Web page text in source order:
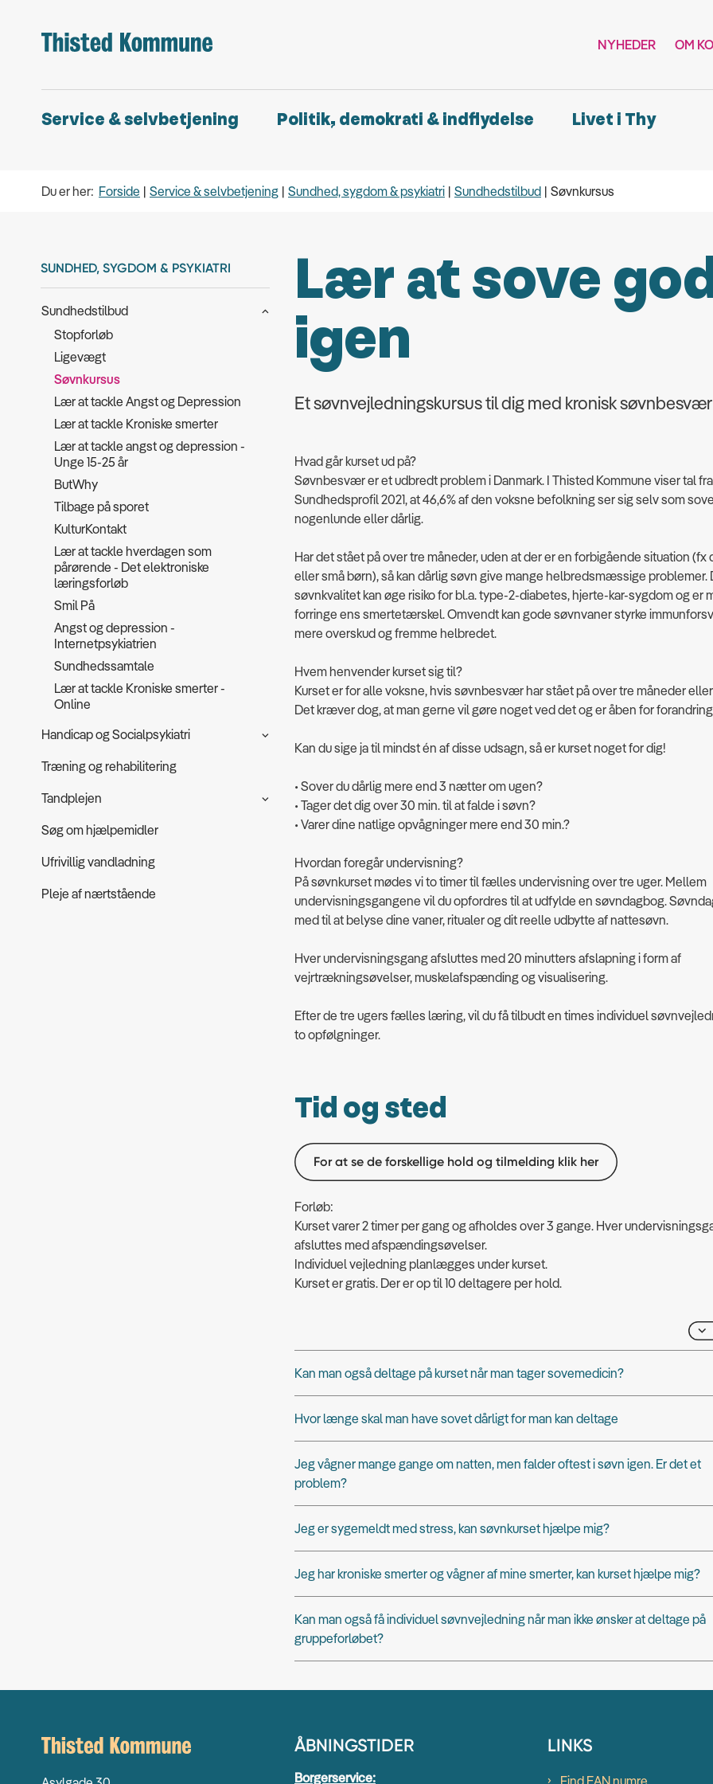
NYHEDER OM
Service & selvbetjening Politik, demokrati & indflydelse Livet i Thy
Du er her: Forside Service & selvbetjening Sundhed, sygdom & psykiatri Sundhedstilbud Søvnkursus
SUNDHED, SYGDOM & PSYKIATRI
Sundhedstilbud
Stopforløb
Ligevægt
Søvnkursus
Lær at tackle Angst og Depression
Lær at tackle Kroniske smerter
Lær at tackle angst og depression -
Unge 15-25 år
ButWhy
Tilbage på sporet
KulturKontakt
Lær at tackle hverdagen som
pårørende - Det elektroniske
læringsforløb
Smil På
Angst og depression -
Internetpsykiatrien
Sundhedssamtale
Lær at tackle Kroniske smerter -
Online
Handicap og Socialpsykiatri
Træning og rehabilitering
Tandplejen
Søg om hjælpemidler
Ufrivillig vandladning
Pleje af nærtstående
Lær at sove
igen
Et søvnvejledningskursus til dig med kronisk søvnbesvær
Hvad går kurset ud på?
Søvnbesvær er et udbredt problem i Danmark. I Thisted Kommune viser tal fra
Sundhedsprofil 2021, at 46,6% af den voksne befolkning ser sig selv som
nogenlunde eller dårlig.
Har det stået på over tre måneder, uden at der er en forbigående situation (fx
eller små børn), så kan dårlig søvn give mange helbredsmæssige problemer.
søvnkvalitet kan øge risiko for bl.a. type-2-diabetes, hjerte-kar-sygdom og er
forringe ens smertetærskel. Omvendt kan gode søvnvaner styrke
mere overskud og fremme helbredet.
Hvem henvender kurset sig til?
Kurset er for alle voksne, hvis søvnbesvær har stået på over tre måneder
Det kræver dog, at man gerne vil gøre noget ved det og er åben for
Kan du sige ja til mindst én af disse udsagn, så er kurset noget for dig!
• Sover du dårlig mere end 3 nætter om ugen?
• Tager det dig over 30 min. til at falde i søvn?
• Varer dine natlige opvågninger mere end 30 min.?
Hvordan foregår undervisning?
På søvnkurset mødes vi to timer til fælles undervisning over tre uger. Mellem
undervisningsgangene vil du opfordres til at udfylde en søvndagbog.
med til at belyse dine vaner, ritualer og dit reelle udbytte af nattesøvn.
Hver undervisningsgang afsluttes med 20 minutters afslapning i form af
vejrtrækningsøvelser, muskelafspænding og visualisering.
Efter de tre ugers fælles læring, vil du få tilbudt en times individuel
to opfølgninger.
Tid og sted
For at se de forskellige hold og tilmelding klik her
Forløb:
Kurset varer 2 timer per gang og afholdes over 3 gange. Hver
afsluttes med afspændingsøvelser.
Individuel vejledning planlægges under kurset.
Kurset er gratis. Der er op til 10 deltagere per hold.
Kan man også deltage på kurset når man tager sovemedicin?
Hvor længe skal man have sovet dårligt for man kan deltage
Jeg vågner mange gange om natten, men falder oftest i søvn igen. Er det et
problem?
Jeg er sygemeldt med stress, kan søvnkurset hjælpe mig?
Jeg har kroniske smerter og vågner af mine smerter, kan kurset hjælpe mig?
Kan man også få individuel søvnvejledning når man ikke ønsker at deltage på
gruppeforløbet?
ÅBNINGSTIDER
Borgerservice:
LINKS